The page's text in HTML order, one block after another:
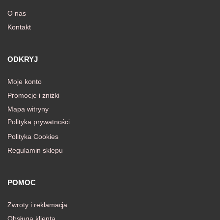
O nas
Kontakt
ODKRYJ
Moje konto
Promocje i zniżki
Mapa witryny
Polityka prywatności
Polityka Cookies
Regulamin sklepu
POMOC
Zwroty i reklamacja